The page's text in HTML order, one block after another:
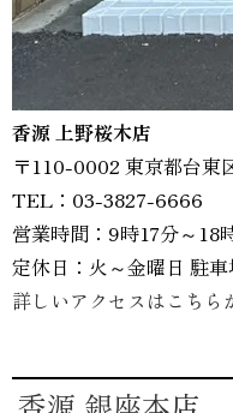
香源 上野桜木店
〒110-0002 東京都台東
TEL：03-3827-6666
営業時間：9時17分～18
定休日：火～金曜日 駐
詳しいアクセスはこちら